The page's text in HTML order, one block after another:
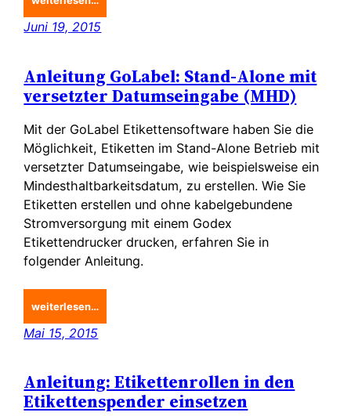
Juni 19, 2015
Anleitung GoLabel: Stand-Alone mit
versetzter Datumseingabe (MHD)
Mit der GoLabel Etikettensoftware haben Sie die
Möglichkeit, Etiketten im Stand-Alone Betrieb mit
versetzter Datumseingabe, wie beispielsweise ein
Mindesthaltbarkeitsdatum, zu erstellen. Wie Sie
Etiketten erstellen und ohne kabelgebundene
Stromversorgung mit einem Godex
Etikettendrucker drucken, erfahren Sie in
folgender Anleitung.
weiterlesen…
Mai 15, 2015
Anleitung: Etikettenrollen in den
Etikettenspender einsetzen